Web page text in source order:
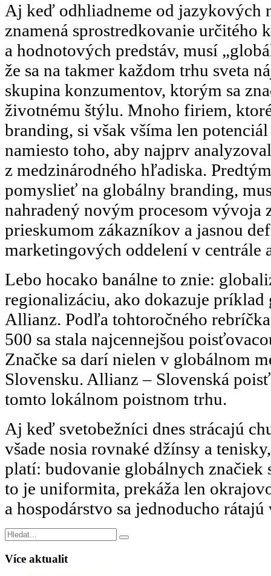
Aj keď odhliadneme od jazykových
znamená sprostredkovanie určitého
a hodnotových predstáv, musí
že sa na takmer každom trhu sveta
skupina konzumentov, ktorým sa
životnému štýlu. Mnoho firiem,
branding, si však všíma len
namiesto toho, aby najprv
z medzinárodného hľadiska.
pomyslieť na globálny branding,
nahradený novým procesom vývoja
prieskumom zákazníkov a jasnou
marketingových oddelení v centrále
Lebo hocako banálne to znie:
regionalizáciu, ako dokazuje príklad
Allianz. Podľa tohtoročného
500 sa stala najcennejšou
Značke sa darí nielen v globálnom
Slovensku. Allianz – Slovenská
tomto lokálnom poistnom trhu.
Aj keď svetobežníci dnes strácajú
všade nosia rovnaké džínsy a
platí: budovanie globálnych značiek
to je uniformita, prekáža len
a hospodárstvo sa jednoducho
Více aktualit